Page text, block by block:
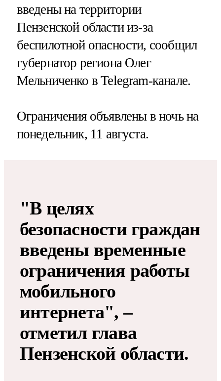
введены на территории
Пензенской области из-за
беспилотной опасности, сообщил
губернатор региона Олег
Мельниченко в Telegram-канале.
Ограничения объявлены в ночь на
понедельник, 11 августа.
"В целях
безопасности граждан
введены временные
ограничения работы
мобильного
интернета", –
отметил глава
Пензенской области.